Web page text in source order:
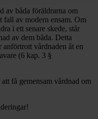
av båda föräldrarna om
fall av modern ensam. Om
i ett senare skede, står
av dem båda. Detta
anförtrott vårdnaden åt en
(6 kap. 3 §
få gemensam vårdnad om